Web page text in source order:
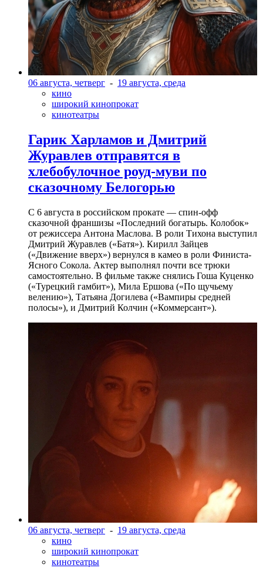
06 августа, четверг - 19 августа, среда
кино
широкий кинопрокат
кинотеатры
Гарик Харламов и Дмитрий
Журавлев отправятся в
хлебобулочное роуд-муви по
сказочному Белогорью
С 6 августа в российском прокате — спин-офф
сказочной франшизы «Последний богатырь. Колобок»
от режиссера Антона Маслова. В роли Тихона выступил
Дмитрий Журавлев («Батя»). Кирилл Зайцев
(«Движение вверх») вернулся в камео в роли Финиста-
Ясного Сокола. Актер выполнял почти все трюки
самостоятельно. В фильме также снялись Гоша Куценко
(«Турецкий гамбит»), Мила Ершова («По щучьему
велению»), Татьяна Догилева («Вампиры средней
полосы»), и Дмитрий Колчин («Коммерсант»).
06 августа, четверг - 19 августа, среда
кино
широкий кинопрокат
кинотеатры